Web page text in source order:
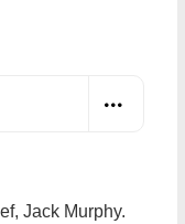
Jack Murphy.